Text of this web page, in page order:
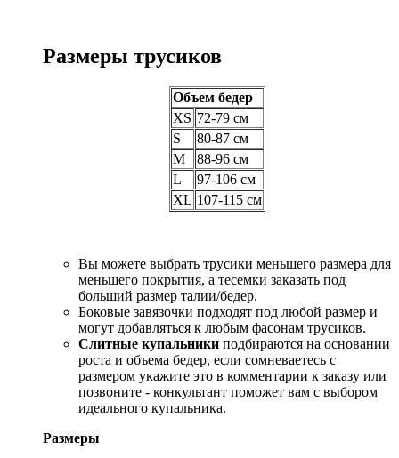
Размеры трусиков
Объем бедер
XS 72-79 см
S
80-87 см
M
88-96 см
L
97-106 см
XL 107-115 см
Вы можете выбрать трусики меньшего размера для
меньшего покрытия, а тесемки заказать под
больший размер талии/бедер.
Боковые завязочки подходят под любой размер и
могут добавляться к любым фасонам трусиков.
Слитные купальники подбираются на основании
роста и объема бедер, если сомневаетесь с
размером укажите это в комментарии к заказу или
позвоните - конкультант поможет вам с выбором
идеального купальника.
Размеры